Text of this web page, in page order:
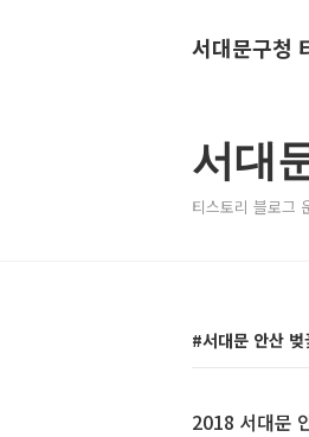
서대문구청
서대
티스토리 블로그
서대문 안산 벚
2018 서대문